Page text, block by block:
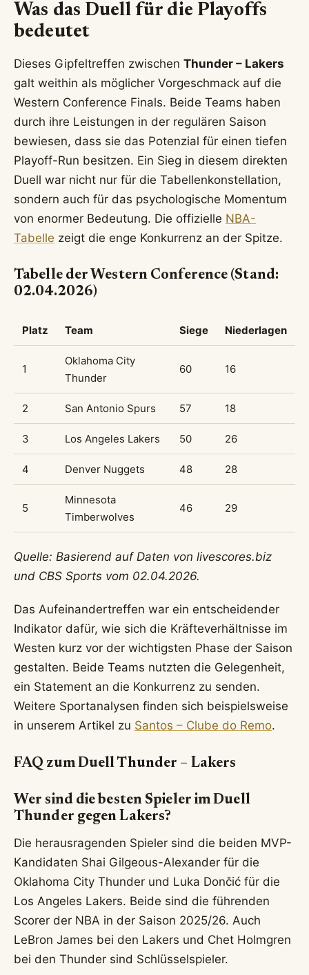
Was das Duell für die Playoffs
bedeutet
Dieses Gipfeltreffen zwischen Thunder – Lakers
galt weithin als möglicher Vorgeschmack auf die
Western Conference Finals. Beide Teams haben
durch ihre Leistungen in der regulären Saison
bewiesen, dass sie das Potenzial für einen tiefen
Playoff-Run besitzen. Ein Sieg in diesem direkten
Duell war nicht nur für die Tabellenkonstellation,
sondern auch für das psychologische Momentum
von enormer Bedeutung. Die offizielle NBA-
Tabelle zeigt die enge Konkurrenz an der Spitze.
Tabelle der Western Conference (Stand:
02.04.2026)
Platz Team Siege Niederlagen
1
Oklahoma City
Thunder
60 16
2 San Antonio Spurs 57 18
3 Los Angeles Lakers 50 26
4 Denver Nuggets 48 28
5
Minnesota
Timberwolves
46 29
Quelle: Basierend auf Daten von livescores.biz
und CBS Sports vom 02.04.2026.
Das Aufeinandertreffen war ein entscheidender
Indikator dafür, wie sich die Kräfteverhältnisse im
Westen kurz vor der wichtigsten Phase der Saison
gestalten. Beide Teams nutzten die Gelegenheit,
ein Statement an die Konkurrenz zu senden.
Weitere Sportanalysen finden sich beispielsweise
in unserem Artikel zu Santos – Clube do Remo.
FAQ zum Duell Thunder – Lakers
Wer sind die besten Spieler im Duell
Thunder gegen Lakers?
Die herausragenden Spieler sind die beiden MVP-
Kandidaten Shai Gilgeous-Alexander für die
Oklahoma City Thunder und Luka Dončić für die
Los Angeles Lakers. Beide sind die führenden
Scorer der NBA in der Saison 2025/26. Auch
LeBron James bei den Lakers und Chet Holmgren
bei den Thunder sind Schlüsselspieler.